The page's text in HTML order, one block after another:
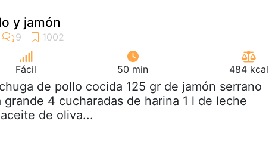
y jamón
Fácil 50 min 484 kcal
de pollo cocida 125 gr de jamón serrano
grande 4 cucharadas de harina 1 l de leche
de oliva...